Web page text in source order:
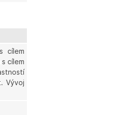
cílem
cílem
Vývoj